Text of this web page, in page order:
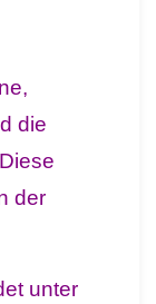
die
der
unter